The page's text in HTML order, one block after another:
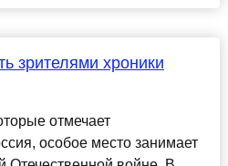
зрителями хроники
отмечает
особое место занимает